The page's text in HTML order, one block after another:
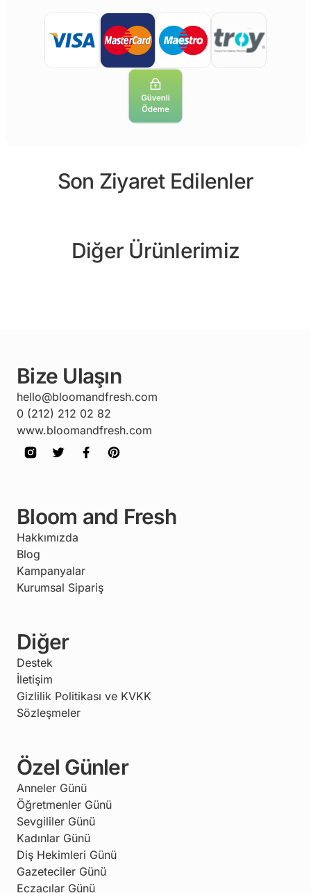
Son Ziyaret Edilenler
Diğer Ürünlerimiz
Bize Ulaşın
hello@bloomandfresh.com
0 (212) 212 02 82
www.bloomandfresh.com
Bloom and Fresh
Hakkımızda
Blog
Kampanyalar
Kurumsal Sipariş
Diğer
Destek
İletişim
Gizlilik Politikası ve KVKK
Sözleşmeler
Özel Günler
Anneler Günü
Öğretmenler Günü
Sevgililer Günü
Kadınlar Günü
Diş Hekimleri Günü
Gazeteciler Günü
Eczacılar Günü